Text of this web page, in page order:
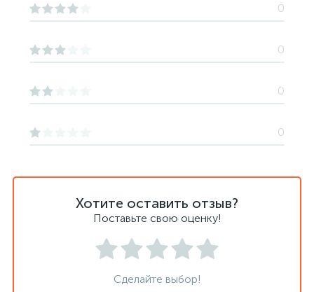
Хотите оставить отзыв?
Поставьте свою оценку!
Сделайте выбор!
0
0
0
0